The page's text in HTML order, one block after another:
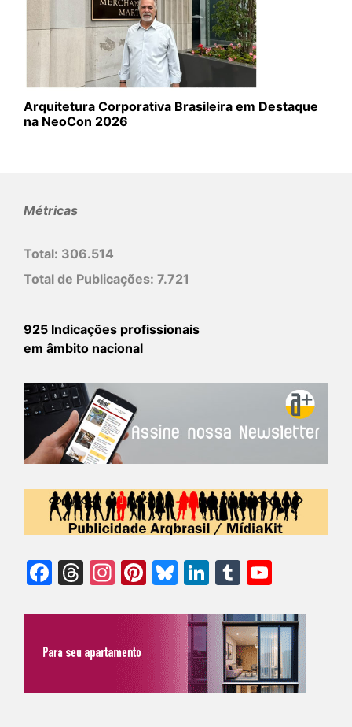
Arquitetura Corporativa Brasileira em Destaque
na NeoCon 2026
Métricas
Total: 306.514
Total de Publicações: 7.721
925 Indicações profissionais
em âmbito nacional
Facebook
Threads
Instagram
Pinterest
Bluesky
LinkedIn
Tumblr